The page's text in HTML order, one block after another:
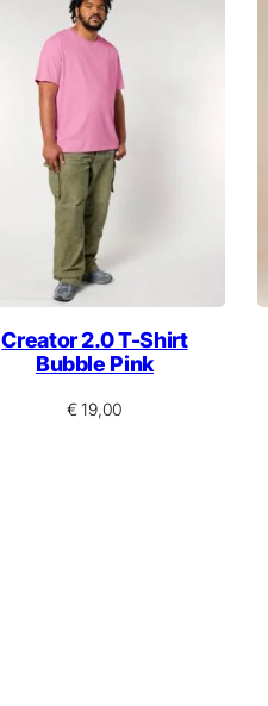
Creator 2.0 T-Shirt
Bubble Pink
€19,00